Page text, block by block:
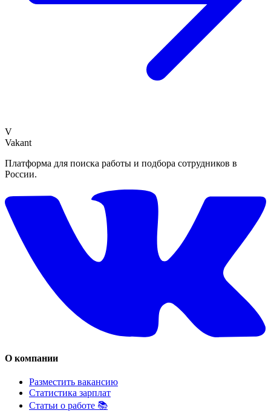
V
Vakant
Платформа для поиска работы и подбора сотрудников в
России.
О компании
Разместить вакансию
Статистика зарплат
Статьи о работе 📚